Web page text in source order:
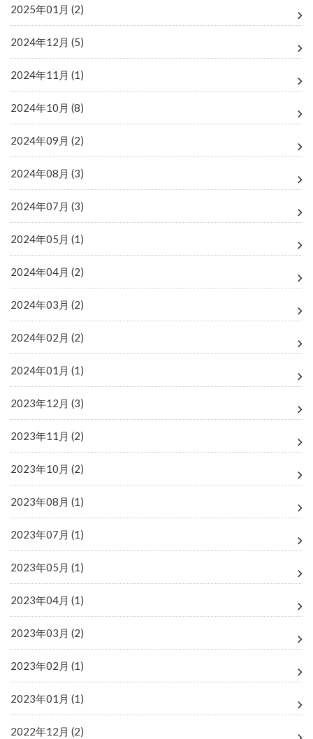
2025年01月 (2)
2024年12月 (5)
2024年11月 (1)
2024年10月 (8)
2024年09月 (2)
2024年08月 (3)
2024年07月 (3)
2024年05月 (1)
2024年04月 (2)
2024年03月 (2)
2024年02月 (2)
2024年01月 (1)
2023年12月 (3)
2023年11月 (2)
2023年10月 (2)
2023年08月 (1)
2023年07月 (1)
2023年05月 (1)
2023年04月 (1)
2023年03月 (2)
2023年02月 (1)
2023年01月 (1)
2022年12月 (2)